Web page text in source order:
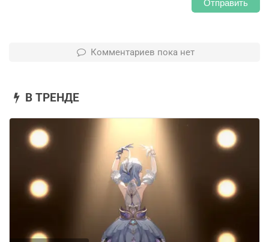
Отправить
Комментариев пока нет
В ТРЕНДЕ